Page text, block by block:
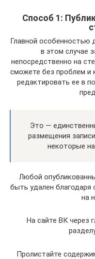
Способ 1:
Главной особенностью
в этом случае
непосредственно на
сможете без проблем и
редактировать ее в
Это —
размещения
некоторые
Любой
быть удален
на
На сайте ВК через
Пролистайте